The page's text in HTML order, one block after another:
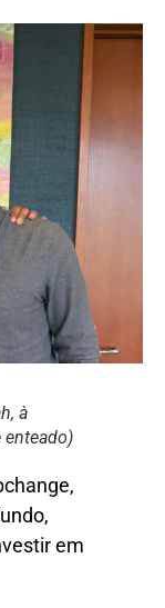
à
enteado)
em